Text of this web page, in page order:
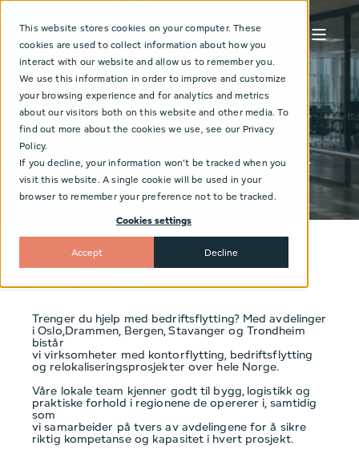
This website stores cookies on your computer. These
cookies are used to collect information about how you
interact with our website and allow us to remember you.
We use this information in order to improve and customize
your browsing experience and for analytics and metrics
about our visitors both on this website and other media. To
find out more about the cookies we use, see our Privacy
Policy.
If you decline, your information won’t be tracked when you
visit this website. A single cookie will be used in your
browser to remember your preference not to be tracked.
Cookies settings
Accept Decline
Finn din nærmeste Relokator-avdeling
Relokator har lokale team i de største byene
og kapasitet
til å gjennomføre flytteprosjekter over hele Norge.
Trenger du hjelp med bedriftsflytting? Med avdelinger
i Oslo,Drammen, Bergen, Stavanger og Trondheim
bistår
vi virksomheter med kontorflytting, bedriftsflytting
og relokaliseringsprosjekter over hele Norge.
Våre lokale team kjenner godt til bygg, logistikk og
praktiske forhold i regionene de opererer i, samtidig
som
vi samarbeider på tvers av avdelingene for å sikre
riktig kompetanse og kapasitet i hvert prosjekt.